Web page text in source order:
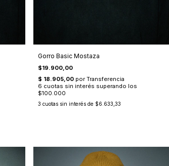
Gorro Basic Mostaza
$19.900,00
3 cuotas sin interés de $6.633,33